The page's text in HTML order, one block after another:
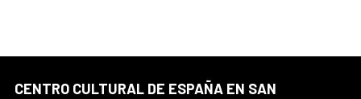
CENTRO CULTURAL DE ESPAÑA EN SAN